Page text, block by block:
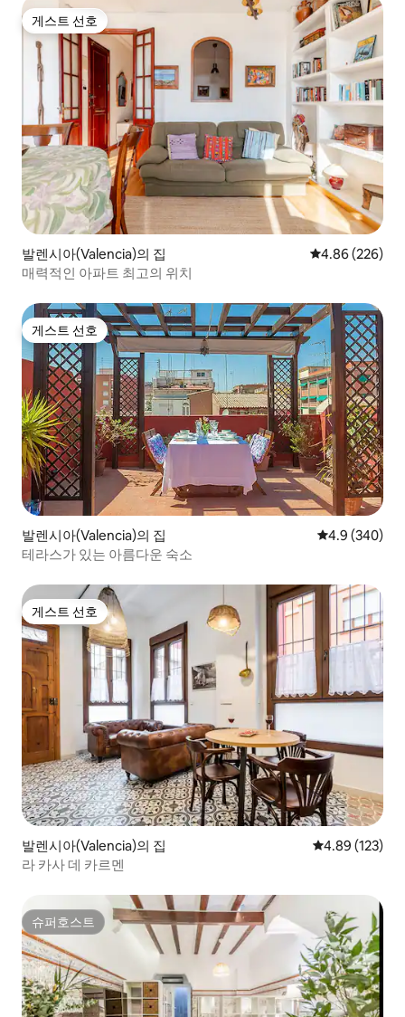
게스트 선호
게스트 선호
발렌시아(Valencia)의 집 평점 4.86점(5
4.86 (226)
매력적인 아파트 최고의 위치
게스트 선호
게스트 선호
발렌시아(Valencia)의 집 평점 4.9점(5
4.9 (340)
테라스가 있는 아름다운 숙소
게스트 선호
게스트 선호
발렌시아(Valencia)의 집 평점 4.89점(5
4.89 (123)
라 카사 데 카르멘
슈퍼호스트
슈퍼호스트